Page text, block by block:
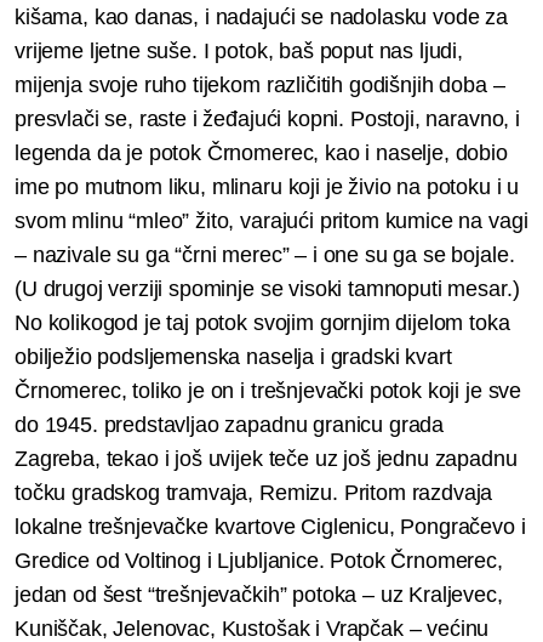
kišama, kao danas, i nadajući se nadolasku vode za
vrijeme ljetne suše. I potok, baš poput nas ljudi,
mijenja svoje ruho tijekom različitih godišnjih doba –
presvlači se, raste i žeđajući kopni. Postoji, naravno, i
legenda da je potok Črnomerec, kao i naselje, dobio
ime po mutnom liku, mlinaru koji je živio na potoku i u
svom mlinu “mleo” žito, varajući pritom kumice na vagi
– nazivale su ga “črni merec” – i one su ga se bojale.
(U drugoj verziji spominje se visoki tamnoputi mesar.)
No kolikogod je taj potok svojim gornjim dijelom toka
obilježio podsljemenska naselja i gradski kvart
Črnomerec, toliko je on i trešnjevački potok koji je sve
do 1945. predstavljao zapadnu granicu grada
Zagreba, tekao i još uvijek teče uz još jednu zapadnu
točku gradskog tramvaja, Remizu. Pritom razdvaja
lokalne trešnjevačke kvartove Ciglenicu, Pongračevo i
Gredice od Voltinog i Ljubljanice. Potok Črnomerec,
jedan od šest “trešnjevačkih” potoka – uz Kraljevec,
Kuniščak, Jelenovac, Kustošak i Vrapčak – većinu